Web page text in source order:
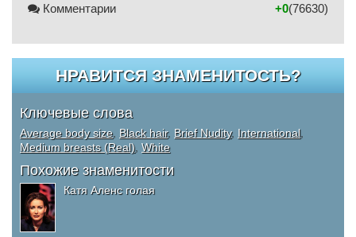
Комментарии (76630)
+0
НРАВИТСЯ ЗНАМЕНИТОСТЬ?
Ключевые слова
Average body size, Black hair, Brief Nudity, International,
Medium breasts (Real) White
Похожие знаменитости
Катя Аленс голая